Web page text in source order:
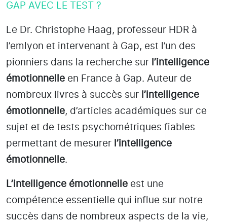
GAP AVEC LE TEST ?
Le Dr. Christophe Haag, professeur HDR à
l’emlyon et intervenant à Gap, est l’un des
pionniers dans la recherche sur l’intelligence
émotionnelle en France à Gap. Auteur de
nombreux livres à succès sur l’intelligence
émotionnelle, d’articles académiques sur ce
sujet et de tests psychométriques fiables
permettant de mesurer l’intelligence
émotionnelle.
L’intelligence émotionnelle est une
compétence essentielle qui influe sur notre
succès dans de nombreux aspects de la vie,